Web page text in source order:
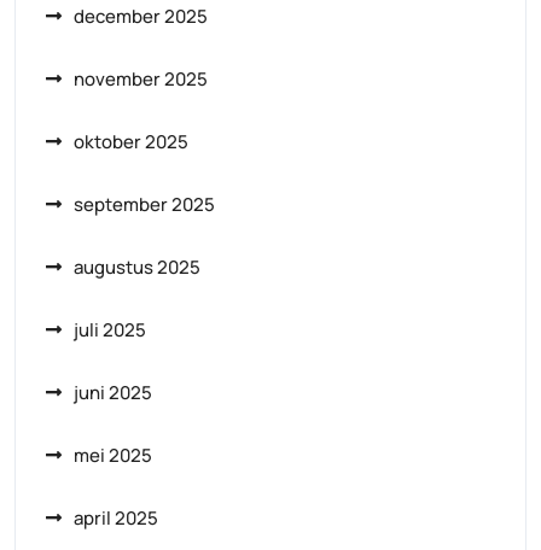
december 2025
november 2025
oktober 2025
september 2025
augustus 2025
juli 2025
juni 2025
mei 2025
april 2025